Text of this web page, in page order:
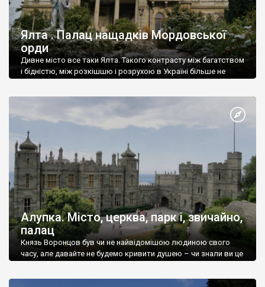
Ялта . Палац нащадків Мордовської
орди
Дивне місто все таки Ялта. Такого контрасту між багатством
і бідністю, між розкішшю і розрухою в Україні більше не
Алупка. Місто, церква, парк і, звичайно,
палац
Князь Воронцов був чи не найвідомішою людиною свого
часу, але давайте не будемо кривити душею – чи знали ви це